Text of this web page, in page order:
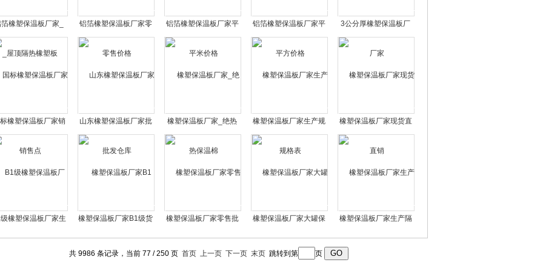
橡塑保温板厂家_
屋顶隔热橡塑板
铝箔橡塑保温板厂家零
售价格
铝箔橡塑保温板厂家平
米价格
铝箔橡塑保温板厂家平
方价格
3公分厚橡塑保温板厂
家
橡塑保温板厂家销
售点
山东橡塑保温板厂家批
发仓库
橡塑保温板厂家_绝热
保温棉
橡塑保温板厂家生产规
格表
橡塑保温板厂家现货直
销
橡塑保温板厂家生
橡塑保温板厂家B1级货
橡塑保温板厂家零售批
橡塑保温板厂家大罐保
橡塑保温板厂家生产隔
共 9986 条记录，当前 77 / 250 页 首页 上一页 下一页 末页跳转到第 页